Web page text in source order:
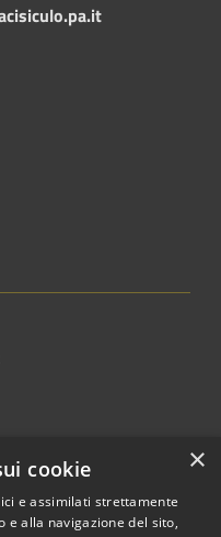
×
cookie
e assimilati strettamente
e alla navigazione del sito,